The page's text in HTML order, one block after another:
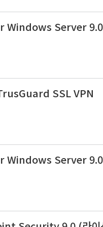
Windows Server 9.0
SSL VPN
Windows Server 9.0